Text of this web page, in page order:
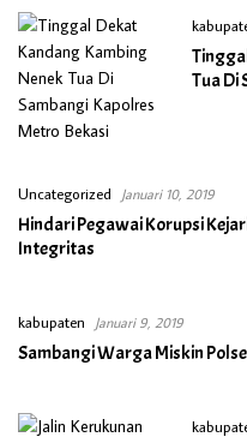
Tua Di
Uncategorized Januari 10, 2019
Hindari Pegawai Korupsi
Integritas
kabupaten Januari 9, 2019
Sambangi Warga Miskin